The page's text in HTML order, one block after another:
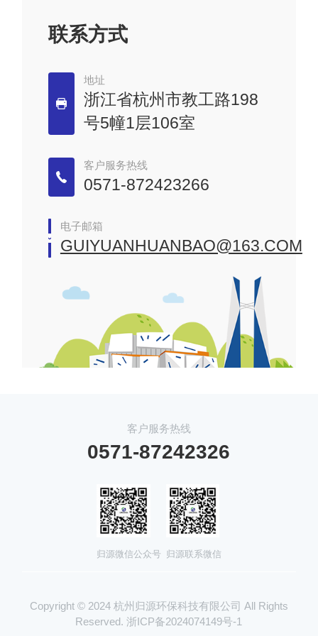
联系方式
地址
浙江省杭州市教工路198
号5幢1层106室
客户服务热线
0571-872423266
电子邮箱
GUIYUANHUANBAO@163.COM
客户服务热线
0571-87242326
归源微信公众号 归源联系微信
Copyright © 2024 杭州归源环保科技有限公司 All Rights
Reserved.浙ICP备2024074149号-1